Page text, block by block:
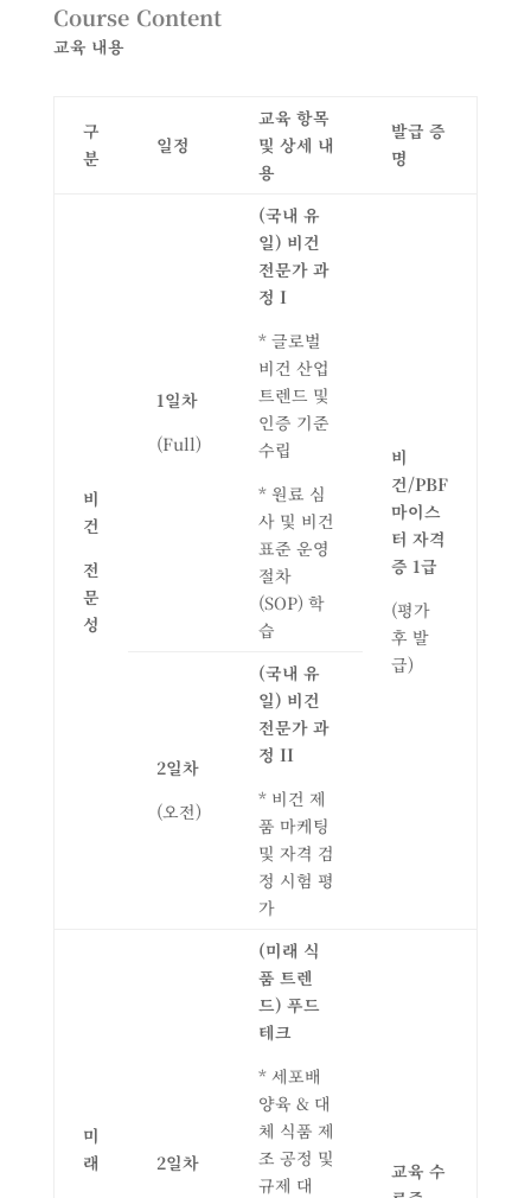
Course Content
교육 내용
구
분
일정
교육 항목
및 상세 내
용
발급 증
명
비
건
전
문
성
1일차
(Full)
(국내 유
일) 비건
전문가 과
정 I
* 글로벌
비건 산업
트렌드 및
인증 기준
수립
* 원료 심
사 및 비건
표준 운영
절차
(SOP) 학
습
비
건/PBF
마이스
터 자격
증 1급
(평가
후 발
급)
2일차
(오전)
(국내 유
일) 비건
전문가 과
정 II
* 비건 제
품 마케팅
및 자격 검
정 시험 평
가
미
래
2일차
(미래 식
품 트렌
드) 푸드
테크
* 세포배
양육 & 대
체 식품 제
조 공정 및
규제 대
교육 수